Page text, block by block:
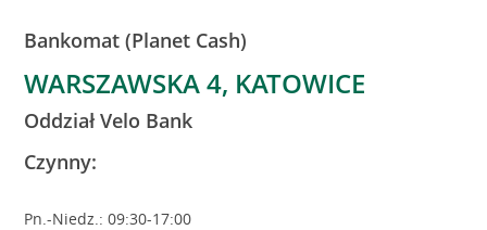
Bankomat (Planet Cash)
WARSZAWSKA 4, KATOWICE
Oddział Velo Bank
Czynny:
Pn.-Niedz.: 09:30-17:00